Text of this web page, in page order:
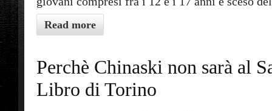
Read more
Perchè Chinaski non sarà al
Libro di Torino